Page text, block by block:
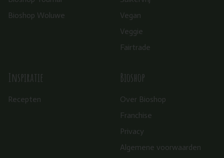
Bioshop Woluwe
Vegan
Veggie
Fairtrade
Inspiratie
Recepten
Bioshop
Over Bioshop
Franchise
Privacy
Algemene voorwaarden